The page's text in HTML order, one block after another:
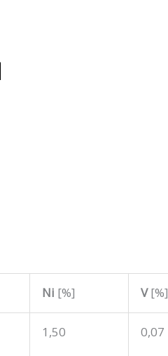
Ni [%] V[%]
1,50 0,07